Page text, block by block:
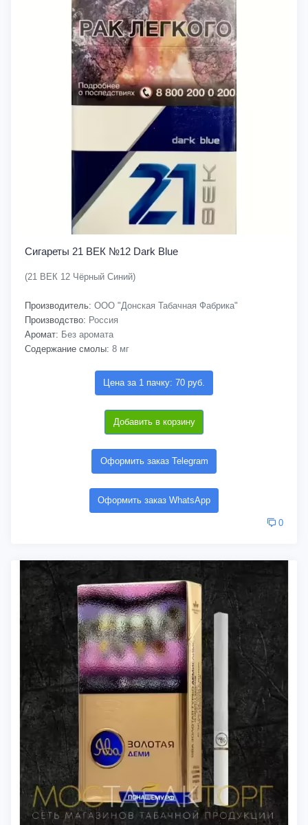
Сигареты 21 ВЕК №12 Dark Blue
(21 ВЕК 12 Чёрный Синий)
Производитель: ООО "Донская Табачная Фабрика"
Производство: Россия
Аромат: Без аромата
Содержание смолы: 8 мг
Цена за 1 пачку: 70 руб.
Добавить в корзину
Оформить заказ Telegram
Оформить заказ WhatsApp
0